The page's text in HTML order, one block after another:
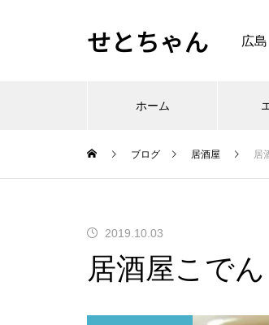
せとちゃん 広
ホーム
ブログ 居酒屋 居
2019.10.03
居酒屋こで